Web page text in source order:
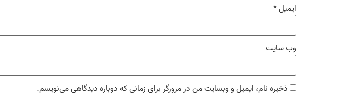
ایمیل*
وب‌ سایت
ذخیره نام، ایمیل و وبسایت من در مرورگر برای زمانی که دوباره دیدگاهی می‌نویسم.